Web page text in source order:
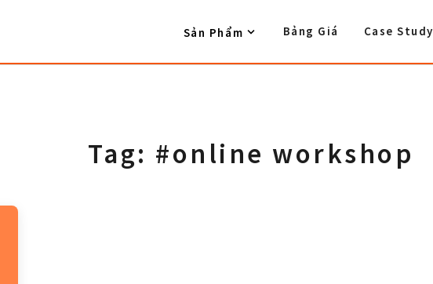
Sản Phẩm Bảng Giá Case Study
Tag: #online workshop